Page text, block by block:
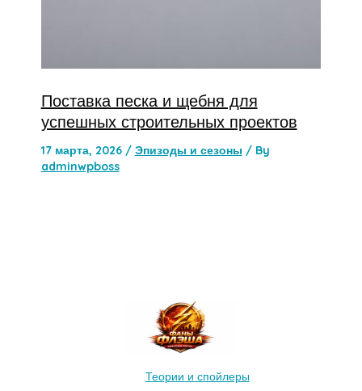
Поставка песка и щебня для
успешных строительных проектов
17 марта, 2026 / Эпизоды и сезоны / By
adminwpboss
Теории и спойлеры